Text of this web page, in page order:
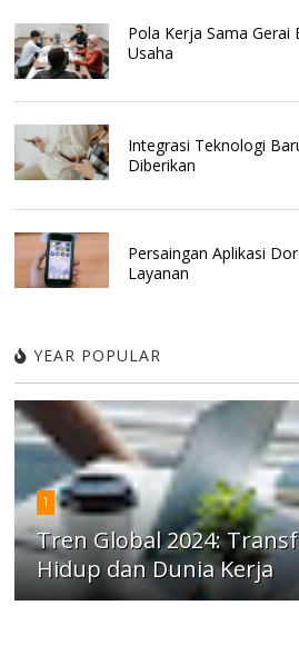
Pola Kerja Sama
Usaha
Integrasi Teknologi
Diberikan
Persaingan Aplikasi
Layanan
YEAR POPULAR
1
Tren Global 2024:
Hidup dan Dunia Kerja